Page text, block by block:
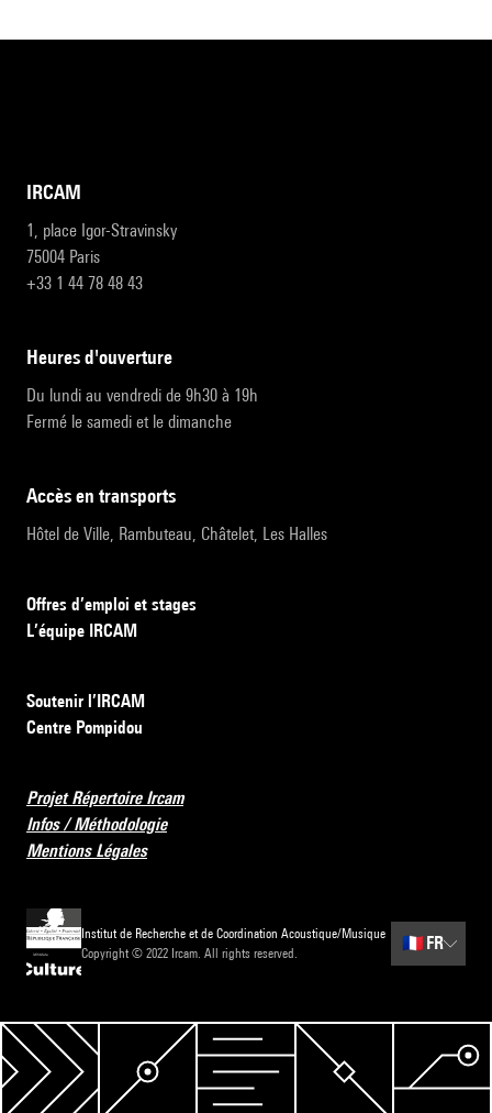
IRCAM
1, place Igor-Stravinsky
75004 Paris
+33 1 44 78 48 43
heures d'ouverture
Du lundi au vendredi de 9h30 à 19h
Fermé le samedi et le dimanche
accès en transports
Hôtel de Ville, Rambuteau, Châtelet, Les Halles
Offres d’emploi et stages
L’équipe IRCAM
Soutenir l’IRCAM
Centre Pompidou
Projet Répertoire Ircam
Infos / Méthodologie
Mentions Légales
Institut de Recherche et de Coordination Acoustique/Musique
Copyright © 2022 Ircam. All rights reserved.
🇫🇷 FR